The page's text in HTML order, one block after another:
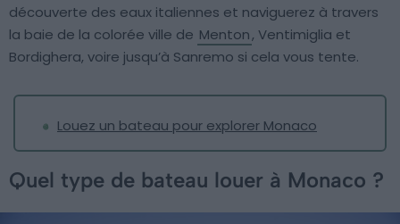
découverte des eaux italiennes et naviguerez à travers
la baie de la colorée ville de Menton, Ventimiglia et
Bordighera, voire jusqu’à Sanremo si cela vous tente.
Louez un bateau pour explorer Monaco
Quel type de bateau louer à Monaco ?